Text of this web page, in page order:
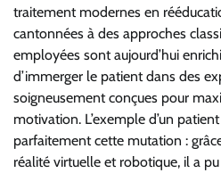
traitement modernes en
cantonnées à des approches
employées sont aujourd’hui
d’immerger le patient dans des
soigneusement conçues pour
motivation. L’exemple d’un
parfaitement cette mutation :
réalité virtuelle et robotique, il a